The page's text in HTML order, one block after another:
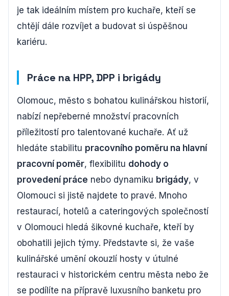
je tak ideálním místem pro kuchaře, kteří se
chtějí dále rozvíjet a budovat si úspěšnou
kariéru.
Práce na HPP, DPP i brigády
Olomouc, město s bohatou kulinářskou historií,
nabízí nepřeberné množství pracovních
příležitostí pro talentované kuchaře. Ať už
hledáte stabilitu pracovního poměru na hlavní
pracovní poměr, flexibilitu dohody o
provedení práce nebo dynamiku brigády, v
Olomouci si jistě najdete to pravé. Mnoho
restaurací, hotelů a cateringových společností
v Olomouci hledá šikovné kuchaře, kteří by
obohatili jejich týmy. Představte si, že vaše
kulinářské umění okouzlí hosty v útulné
restauraci v historickém centru města nebo že
se podílíte na přípravě luxusního banketu pro